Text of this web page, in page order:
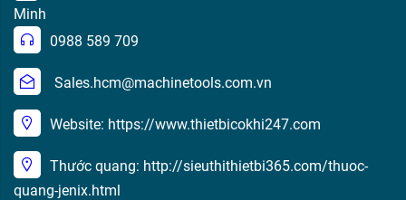
Minh
0988 589 709
Sales.hcm@machinetools.com.vn
Website: https://www.thietbicokhi247.com
Thước quang: http://sieuthithietbi365.com/thuoc-
quang-jenix.html